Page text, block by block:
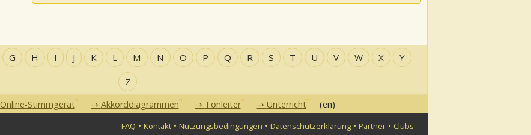
G H I J K L M N O P Q R S T U V W X Y
Z
Online-Stimmgerät Akkorddiagrammen Tonleiter Unterricht
(en)
FAQ • Kontakt• Nutzungsbedingungen • Datenschutzerklärung• Partner• Clubs